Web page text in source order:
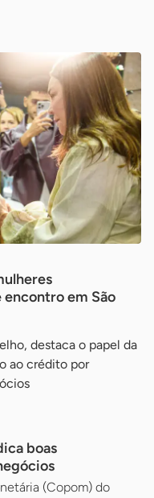
em São
destaca o papel da
ao crédito por
boas
(Copom) do